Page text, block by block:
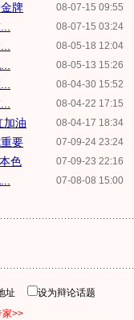
08-07-15 09:55
牌
08-07-15 03:24
08-05-18 12:04
08-05-13 15:26
08-04-30 15:52
08-04-22 17:15
08-04-17 18:34
加油
07-09-24 23:24
要
07-09-23 22:16
色
07-08-08 15:00
址
设为辩论话题
家>>